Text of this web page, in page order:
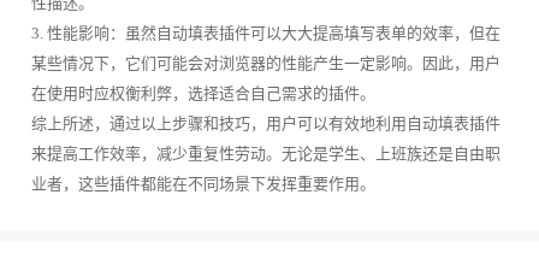
3. 性能影响：虽然自动填表插件可以大大提高填写表单的效率，但在
某些情况下，它们可能会对浏览器的性能产生一定影响。因此，用户
在使用时应权衡利弊，选择适合自己需求的插件。
综上所述，通过以上步骤和技巧，用户可以有效地利用自动填表插件
来提高工作效率，减少重复性劳动。无论是学生、上班族还是自由职
业者，这些插件都能在不同场景下发挥重要作用。